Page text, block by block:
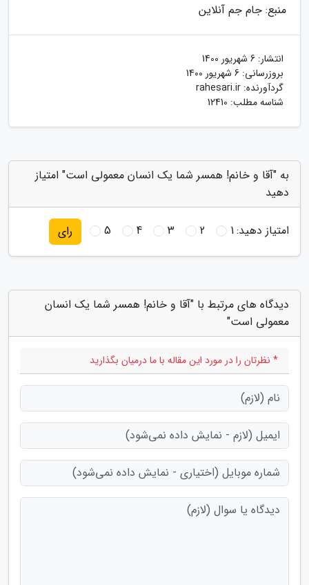
منبع: جام جم آنلاین
انتشار: 6 شهریور 1400
بروزرسانی: 6 شهریور 1400
گردآورنده: rahesari.ir
شناسه مطلب: 12410
به "آقا و خانم! همسر شما یک انسان معمولی است" امتیاز
دهید
امتیاز دهید:1
2
3
4
5 رای
دیدگاه های مرتبط با "آقا و خانم! همسر شما یک انسان
معمولی است"
* نظرتان را در مورد این مقاله با ما درمیان بگذارید